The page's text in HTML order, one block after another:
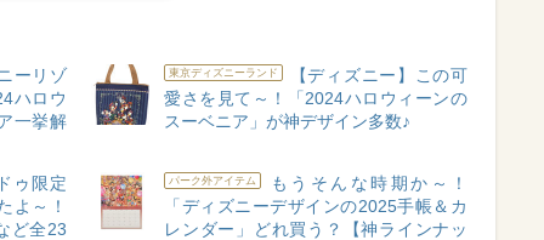
ーリゾ
ハロウ
一挙解
東京ディズニーランド
【ディズニー】この可
愛さを見て～！「2024ハロウィーンの
スーベニア」が神デザイン多数♪
ゥ限定
よ～！
ど全23
パーク外アイテム
もうそんな時期か～！
「ディズニーデザインの2025手帳＆カ
レンダー」どれ買う？【神ラインナッ